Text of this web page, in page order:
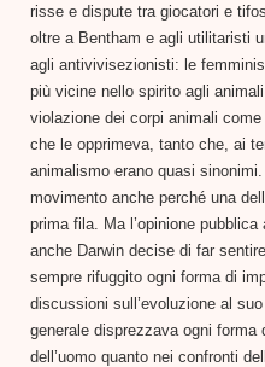
risse e dispute tra giocatori e
oltre a Bentham e agli utilitaristi
agli antivivisezionisti: le
più vicine nello spirito agli
violazione dei corpi animali
che le opprimeva, tanto che, ai
animalismo erano quasi
movimento anche perché una
prima fila. Ma l’opinione
anche Darwin decise di far
sempre rifuggito ogni forma di
discussioni sull’evoluzione al
generale disprezzava ogni
dell’uomo quanto nei confronti